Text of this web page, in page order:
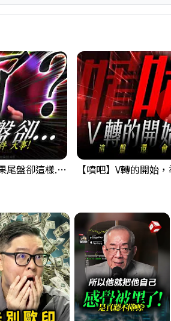
【衝了?】台股開盤很High 結果尾盤卻這樣... 錢進大趨勢 Mr.智霖 陳 2026/08/05